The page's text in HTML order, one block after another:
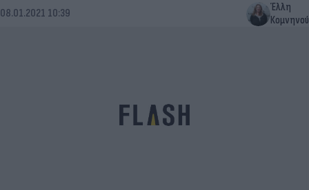
08.01.2021 10:39
Έλλη
Κομνηνού